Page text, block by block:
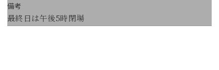
備考
最終日は午後5時閉場